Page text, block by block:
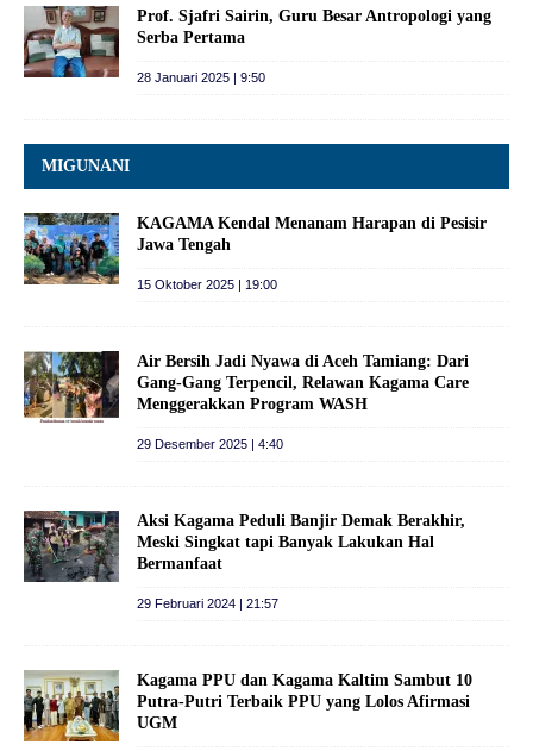
Prof. Sjafri Sairin, Guru Besar Antropologi yang
Serba Pertama
28 Januari 2025 | 9:50
MIGUNANI
KAGAMA Kendal Menanam Harapan di Pesisir
Jawa Tengah
15 Oktober 2025 | 19:00
Air Bersih Jadi Nyawa di Aceh Tamiang: Dari
Gang-Gang Terpencil, Relawan Kagama Care
Menggerakkan Program WASH
29 Desember 2025 | 4:40
Aksi Kagama Peduli Banjir Demak Berakhir,
Meski Singkat tapi Banyak Lakukan Hal
Bermanfaat
29 Februari 2024 | 21:57
Kagama PPU dan Kagama Kaltim Sambut 10
Putra-Putri Terbaik PPU yang Lolos Afirmasi
UGM